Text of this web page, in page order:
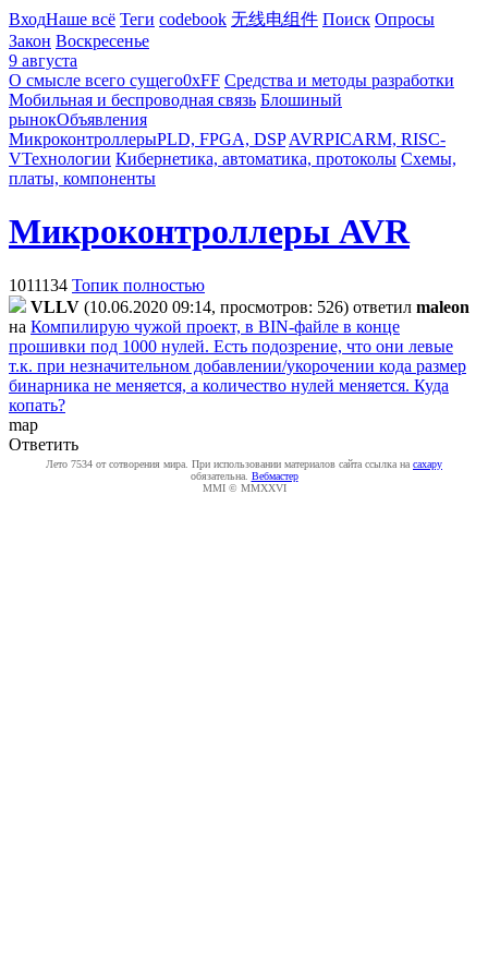
ВходНаше всё Теги codebook 无线电组件 Поиск Опросы
Закон Воскресенье
9 августа
О смысле всего сущего0xFF Средства и методы разработки
Мобильная и беспроводная связь Блошиный
рынокОбъявления
МикроконтроллерыPLD, FPGA, DSP AVRPICARM, RISC-
VТехнологии Кибернетика, автоматика, протоколы Схемы,
платы, компоненты
Микроконтроллеры AVR
1011134 Топик полностью
VLLV (10.06.2020 09:14, просмотров: 526) ответил maleon
на Компилирую чужой проект, в BIN-файле в конце
прошивки под 1000 нулей. Есть подозрение, что они левые
т.к. при незначительном добавлении/укорочении кода размер
бинарника не меняется, а количество нулей меняется. Куда
копать?
map
Ответить
Лето 7534 от сотворения мира. При использовании материалов сайта ссылка на caxapу
обязательна. Вебмастер
MMI © MMXXVI